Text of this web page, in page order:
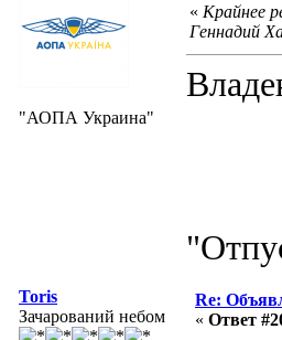
"АОПА Украина"
« Крайнее
Геннадий
L-
Toris
Зачарований небом
Re:
« Ответ